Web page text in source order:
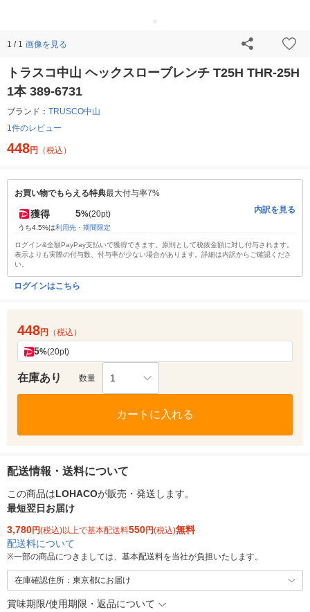
1 / 1 画像を見る
トラスコ中山 ヘックスローブレンチ T25H THR-25H
1本 389-6731
ブランド： TRUSCO中山
1件のレビュー
448円 （税込）
お買い物でもらえる特典最大付与率7%
獲得 5%(20pt)
うち4.5%は利用先・期間限定
内訳を見る
ログイン&全額PayPay支払いで獲得できます。原則として税抜金額に対し付与されます。
表示よりも実際の付与数、付与率が少ない場合があります。詳細は内訳からご確認くださ
い。
ログインはこちら
448円 （税込）
5%(20pt)
在庫あり 数量 1
カートに入れる
配送情報・送料について
この商品はLOHACOが販売・発送します。
最短翌日お届け
3,780円(税込)以上で基本配送料550円(税込)無料
配送料について
※一部の商品につきましては、基本配送料を当社が負担いたします。
在庫確認住所：東京都にお届け
賞味期限/使用期限・返品について